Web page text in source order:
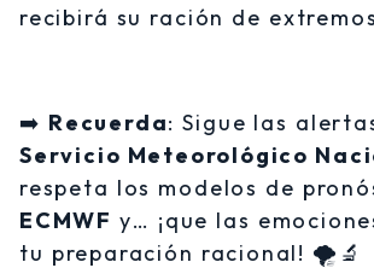
recibirá su ración de
➡️ Recuerda: Sigue las
Servicio Meteorológico
respeta los modelos de
ECMWF y… ¡que las
tu preparación racional! 🌪️🔬